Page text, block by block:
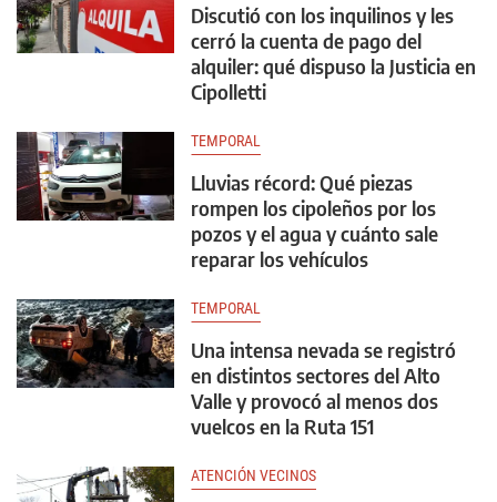
Discutió con los inquilinos y les
cerró la cuenta de pago del
alquiler: qué dispuso la Justicia en
Cipolletti
TEMPORAL
Lluvias récord: Qué piezas
rompen los cipoleños por los
pozos y el agua y cuánto sale
reparar los vehículos
TEMPORAL
Una intensa nevada se registró
en distintos sectores del Alto
Valle y provocó al menos dos
vuelcos en la Ruta 151
ATENCIÓN VECINOS